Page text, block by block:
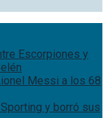
Escorpiones y
Messi a los 68
y borró sus